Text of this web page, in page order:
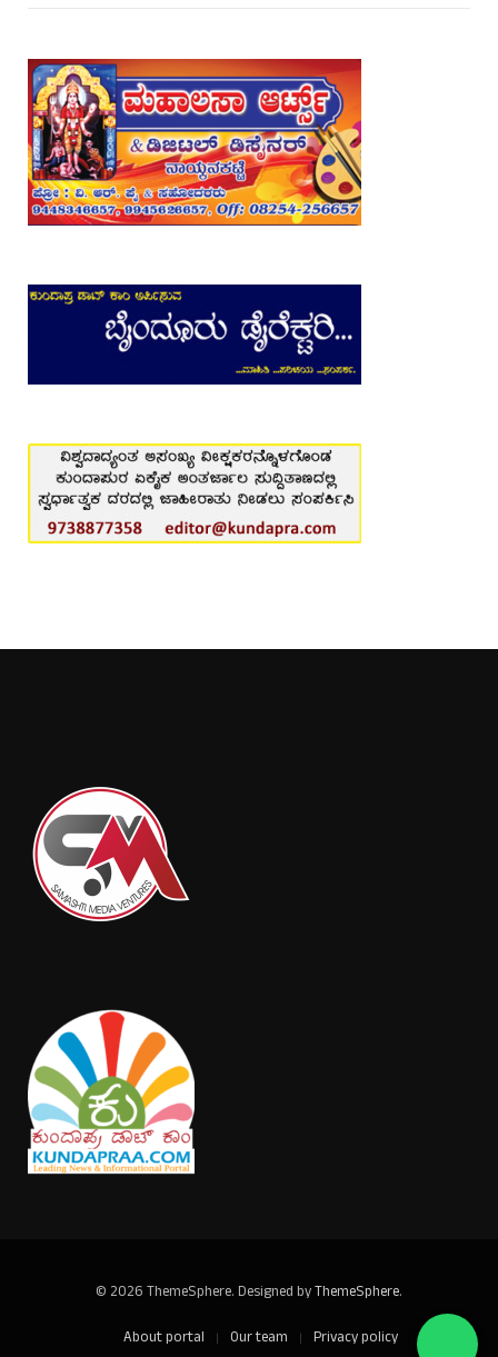
© 2026 ThemeSphere. Designed byThemeSphere.
About portal
Our team Privacy policy